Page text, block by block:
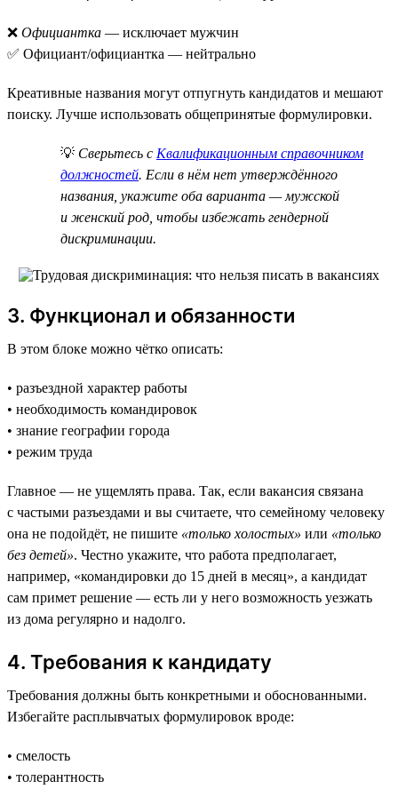
❌ Официантка — исключает мужчин
✅ Официант/официантка — нейтрально
Креативные названия могут отпугнуть кандидатов и мешают
поиску. Лучше использовать общепринятые формулировки.
💡 Сверьтесь с Квалификационным справочником
должностей. Если в нём нет утверждённого
названия, укажите оба варианта — мужской
и женский род, чтобы избежать гендерной
дискриминации.
3. Функционал и обязанности
В этом блоке можно чётко описать:
• разъездной характер работы
• необходимость командировок
• знание географии города
• режим труда
Главное — не ущемлять права. Так, если вакансия связана
с частыми разъездами и вы считаете, что семейному человеку
она не подойдёт, не пишите «только холостых» или «только
без детей». Честно укажите, что работа предполагает,
например, «командировки до 15 дней в месяц», а кандидат
сам примет решение — есть ли у него возможность уезжать
из дома регулярно и надолго.
4. Требования к кандидату
Требования должны быть конкретными и обоснованными.
Избегайте расплывчатых формулировок вроде:
• смелость
• толерантность